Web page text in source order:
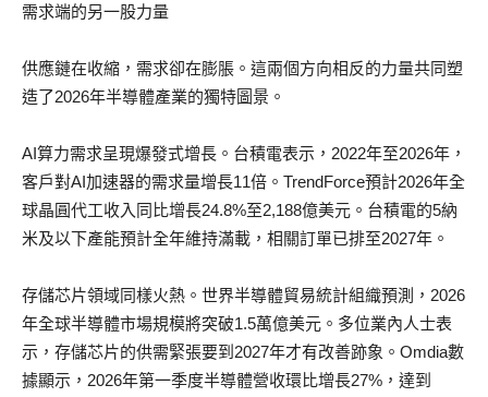
需求端的另一股力量
供應鏈在收縮，需求卻在膨脹。這兩個方向相反的力量共同塑
造了2026年半導體產業的獨特圖景。
AI算力需求呈現爆發式增長。台積電表示，2022年至2026年，
客戶對AI加速器的需求量增長11倍。TrendForce預計2026年全
球晶圓代工收入同比增長24.8%至2,188億美元。台積電的5納
米及以下產能預計全年維持滿載，相關訂單已排至2027年。
存儲芯片領域同樣火熱。世界半導體貿易統計組織預測，2026
年全球半導體市場規模將突破1.5萬億美元。多位業內人士表
示，存儲芯片的供需緊張要到2027年才有改善跡象。Omdia數
據顯示，2026年第一季度半導體營收環比增長27%，達到